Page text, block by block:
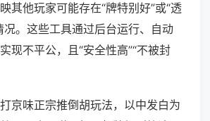
其他玩家可能存在“牌特别好”或“透
况。这些工具通过后台运行、自动
现不平公，且“安全性高”“不被封
京味正宗推倒胡玩法，以中发白为